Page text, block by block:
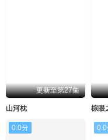
更新至第27集
山河枕 棕眼
0.0分 0.0